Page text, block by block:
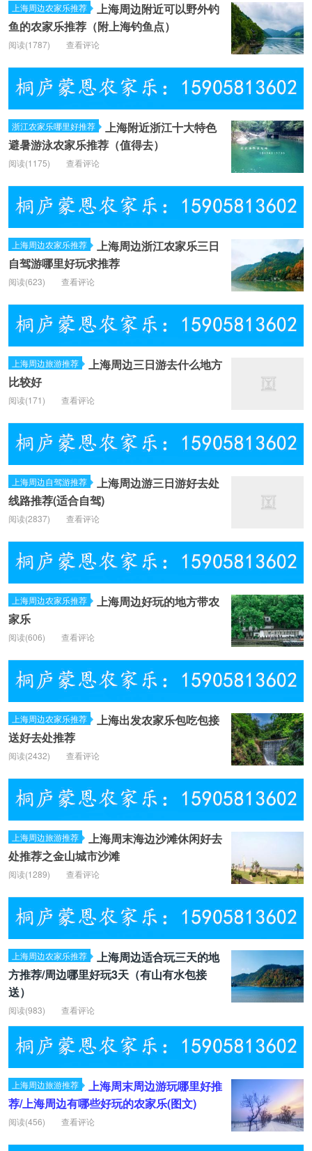
上海周边农家乐推荐
上海周边附近可以野外钓
鱼的农家乐推荐（附上海钓鱼点）
阅读(1787) 查看评论
浙江农家乐哪里好推荐
上海附近浙江十大特色
避暑游泳农家乐推荐（值得去）
阅读(1175) 查看评论
上海周边农家乐推荐
上海周边浙江农家乐三日
自驾游哪里好玩求推荐
阅读(623) 查看评论
上海周边旅游推荐
上海周边三日游去什么地方
比较好
阅读(171) 查看评论
上海周边自驾游推荐
上海周边游三日游好去处
线路推荐(适合自驾)
阅读(2837) 查看评论
上海周边农家乐推荐
上海周边好玩的地方带农
家乐
阅读(606) 查看评论
上海周边农家乐推荐
上海出发农家乐包吃包接
送好去处推荐
阅读(2432) 查看评论
上海周边旅游推荐
上海周末海边沙滩休闲好去
处推荐之金山城市沙滩
阅读(1289) 查看评论
上海周边农家乐推荐
上海周边适合玩三天的地
方推荐/周边哪里好玩3天（有山有水包接
送）
阅读(983) 查看评论
上海周边旅游推荐
上海周末周边游玩哪里好推
荐/上海周边有哪些好玩的农家乐(图文)
阅读(456) 查看评论